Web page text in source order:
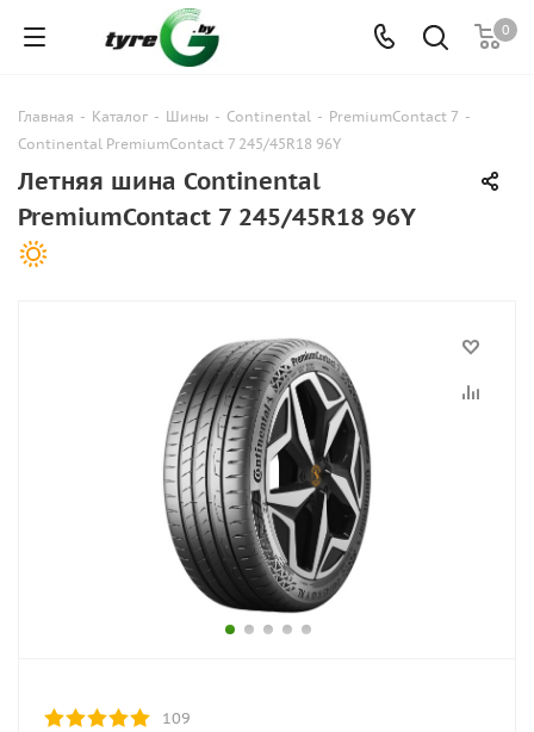
0
Главная - Каталог - Шины - Continental - PremiumContact 7 -
Continental PremiumContact 7 245/45R18 96Y
Летняя шина Continental
PremiumContact 7 245/45R18 96Y
109